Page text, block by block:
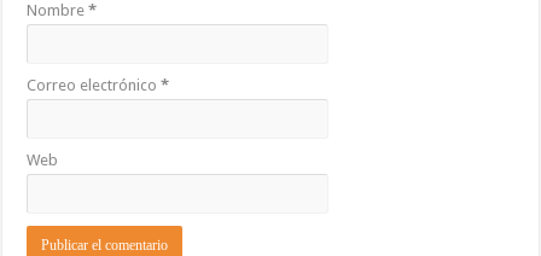
Nombre*
Correo electrónico*
Web